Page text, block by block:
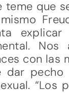
que
Nos
con las
“Los